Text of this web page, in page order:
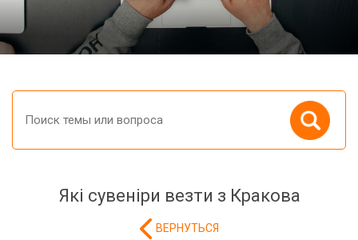
Які сувеніри везти з Кракова
ВЕРНУТЬСЯ